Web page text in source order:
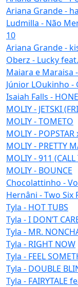
Ariana Grande -
Ludmilla - Não
10
Ariana Grande -
Oberz - Lucky
Maiara e Maraisa -
Júnior LOukinho -
Isaiah Falls -
MOLIY - JETSKI
MOLIY - TOMETO
MOLIY - POPSTAR
MOLIY - PRETTY
MOLIY - 911 (CALL
MOLIY - BOUNCE
Chocolattinho -
Hernâni - Two Six
Tyla - HOT TUBS
Tyla - I DON’T
Tyla - MR.
Tyla - RIGHT NOW
Tyla - FEEL
Tyla - DOUBLE
Tyla - FAIRYTALE